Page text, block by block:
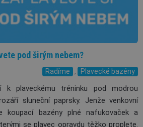
pod širým nebem?
Radíme , Plavecké bazény
k plaveckému tréninku pod modrou
sluneční paprsky. Jenže venkovní
koupací bazény plné nafukovaček a
se plavec opravdu těžko proplete.